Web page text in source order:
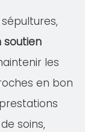
soutien
les
en bon
soins,